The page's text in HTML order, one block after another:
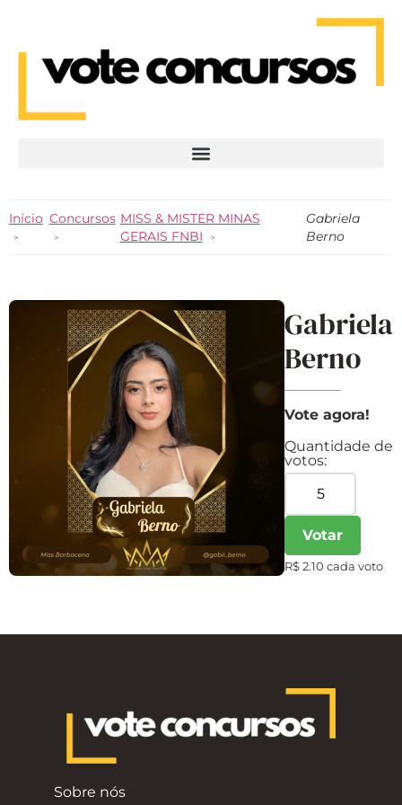
Início Concursos MISS & MISTER MINAS
GERAIS FNBI
Gabriela
Berno
Gabriela
Berno
Vote agora!
Quantidade de
votos:
Votar
R$ 2.10 cada voto
Sobre nós